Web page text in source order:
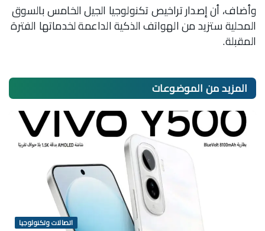
وأضاف، أن إصدار تراخيص تكنولوجيا الجيل الخامس بالسوق
المحلية ستزيد من الهواتف الذكية الداعمة لخدماتها الفترة
المقبلة.
المزيد منالموضوعات
اتصالات وتكنولوجيا